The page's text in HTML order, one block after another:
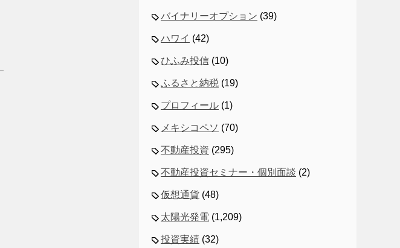
バイナリーオプション (39)
ハワイ (42)
ひふみ投信 (10)
ふるさと納税 (19)
プロフィール (1)
メキシコペソ (70)
不動産投資 (295)
不動産投資セミナー・個別面談 (2)
仮想通貨 (48)
太陽光発電 (1,209)
投資実績 (32)